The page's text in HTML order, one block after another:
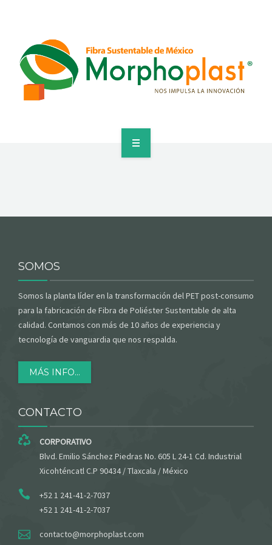
CORPORATIVO
CONTACTO
SOMOS
Somos la planta líder en la transformación del PET post-consumo
para la fabricación de Fibra de Poliéster Sustentable de alta
calidad. Contamos con más de 10 años de experiencia y
tecnología de vanguardia que nos respalda.
MÁS INFO...
CONTACTO
CORPORATIVO
Blvd. Emilio Sánchez Piedras No. 605 L 24-1 Cd. Industrial
Xicohténcatl C.P 90434 / Tlaxcala / México
+52 1 241-41-2-7037
+52 1 241-41-2-7037
contacto@morphoplast.com